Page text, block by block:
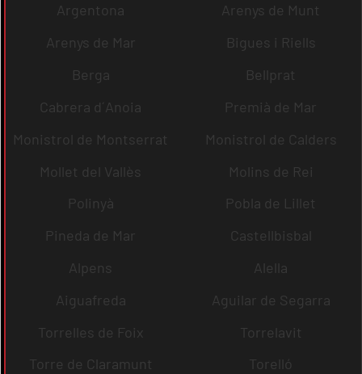
Argentona
Arenys de Munt
Arenys de Mar
Bigues i Riells
Berga
Bellprat
Cabrera d´Anoia
Premià de Mar
Monistrol de Montserrat
Monistrol de Calders
Mollet del Vallès
Molins de Rei
Polinyà
Pobla de Lillet
Pineda de Mar
Castellbisbal
Alpens
Alella
Aiguafreda
Aguilar de Segarra
Torrelles de Foix
Torrelavit
Torre de Claramunt
Torelló